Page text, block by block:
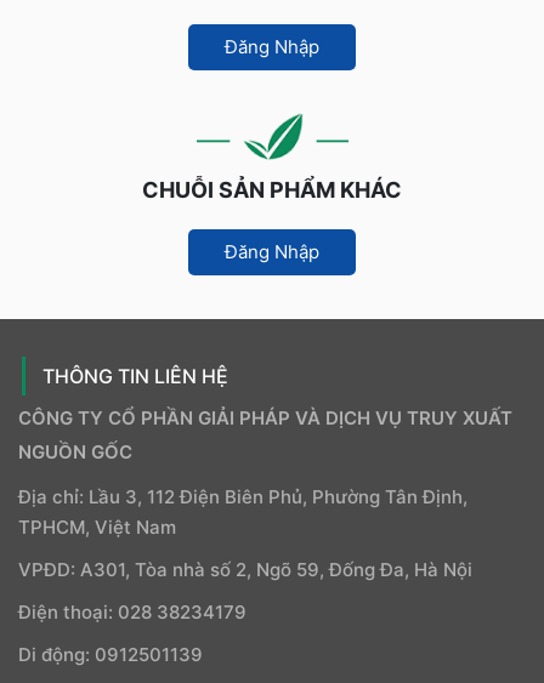
Đăng Nhập
CHUỖI SẢN PHẨM KHÁC
Đăng Nhập
THÔNG TIN LIÊN HỆ
CÔNG TY CỔ PHẦN GIẢI PHÁP VÀ DỊCH VỤ TRUY XUẤT
NGUỒN GỐC
Địa chỉ: Lầu 3, 112 Điện Biên Phủ, Phường Tân Định,
TPHCM, Việt Nam
VPĐD: A301, Tòa nhà số 2, Ngõ 59, Đống Đa, Hà Nội
Điện thoại: 028 38234179
Di động: 0912501139